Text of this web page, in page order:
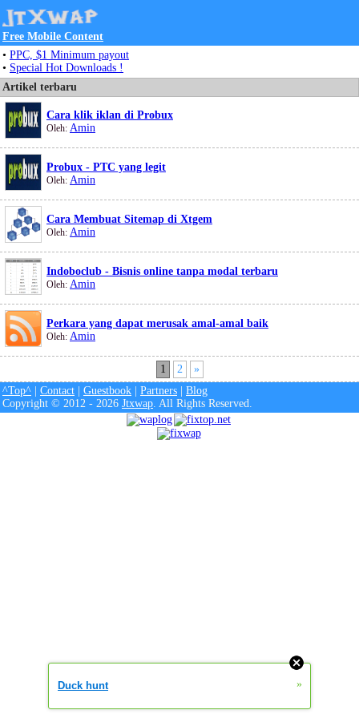
Free Mobile Content
• PPC, $1 Minimum payout
• Special Hot Downloads !
Artikel terbaru
Cara klik iklan di Probux
Oleh: Amin
Probux - PTC yang legit
Oleh: Amin
Cara Membuat Sitemap di Xtgem
Oleh: Amin
Indoboclub - Bisnis online tanpa modal terbaru
Oleh: Amin
Perkara yang dapat merusak amal-amal baik
Oleh: Amin
1 2
»
^Top^
Contact Guestbook Partners
Blog
Copyright © 2012 - 2026 Jtxwap. All Rights Reserved.
Duck hunt »